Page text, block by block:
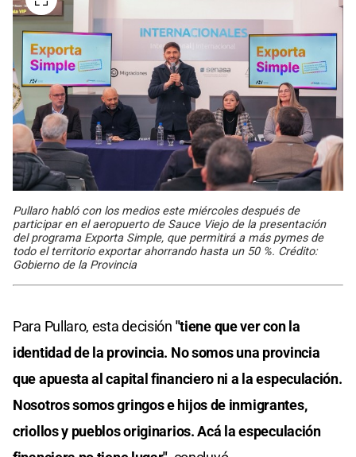
Pullaro habló con los medios este miércoles después de
participar en el aeropuerto de Sauce Viejo de la presentación
del programa Exporta Simple, que permitirá a más pymes de
todo el territorio exportar ahorrando hasta un 50 %. Crédito:
Gobierno de la Provincia
Para Pullaro, esta decisión "tiene que ver con la
identidad de la provincia. No somos una provincia
que apuesta al capital financiero ni a la especulación.
Nosotros somos gringos e hijos de inmigrantes,
criollos y pueblos originarios. Acá la especulación